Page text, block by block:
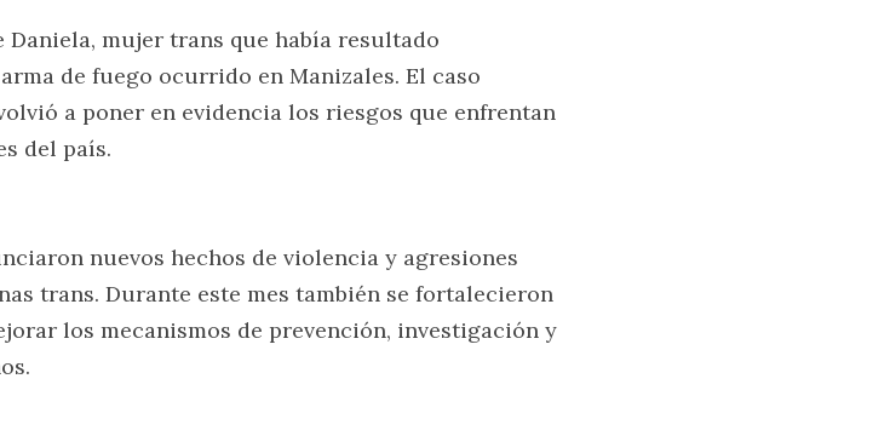
mujer trans que había resultado
de fuego ocurrido en Manizales. El caso
a poner en evidencia los riesgos que enfrentan
del país.
nuevos hechos de violencia y agresiones
trans. Durante este mes también se fortalecieron
los mecanismos de prevención, investigación y